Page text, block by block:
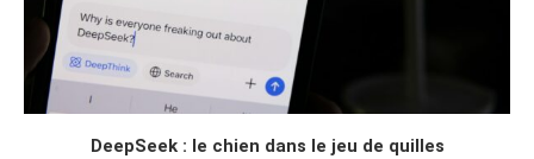
DeepSeek : le chien dans le jeu de quilles